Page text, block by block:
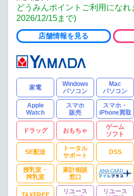
どうみんポイントご利用になれ
2026/12/15まで)
店舗情報を見る
家電
Windows
パソコン
Mac
パソコン
Apple
Watch
スマホ
販売
スマホ・
iPhone買取
ドラッグ おもちゃ
ゲーム
ソフト
SE配送
トータル
サポート
DSS
授乳室・
搾乳室
家計相談
窓口
TAXFREE
リユース
リユース